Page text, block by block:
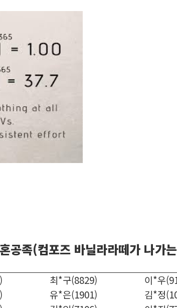
공족(컴포즈 바닐라라떼가 나가
최*구(8829) 이*우
유*은(1901) 김*정